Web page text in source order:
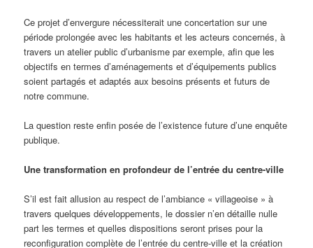
Ce projet d’envergure nécessiterait une concertation sur une
période prolongée avec les habitants et les acteurs concernés, à
travers un atelier public d’urbanisme par exemple, afin que les
objectifs en termes d’aménagements et d’équipements publics
soient partagés et adaptés aux besoins présents et futurs de
notre commune.
La question reste enfin posée de l’existence future d’une enquête
publique.
Une transformation en profondeur de l’entrée du centre-ville
S’il est fait allusion au respect de l’ambiance « villageoise » à
travers quelques développements, le dossier n’en détaille nulle
part les termes et quelles dispositions seront prises pour la
reconfiguration complète de l’entrée du centre-ville et la création